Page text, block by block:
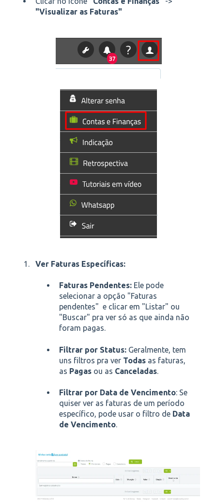
"Visualizar as Faturas"
Ver Faturas Específicas:
Faturas Pendentes: Ele pode
selecionar a opção "Faturas
pendentes" e clicar em "Listar" ou
"Buscar" pra ver só as que ainda não
foram pagas.
Filtrar por Status: Geralmente, tem
uns filtros pra ver Todas as faturas,
as Pagas ou as Canceladas.
Filtrar por Data de Vencimento: Se
quiser ver as faturas de um período
específico, pode usar o filtro de Data
de Vencimento.